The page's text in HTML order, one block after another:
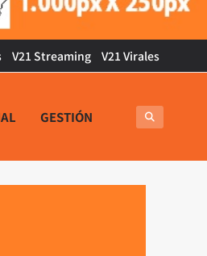
V21 Streaming V21 Virales
GESTIÓN